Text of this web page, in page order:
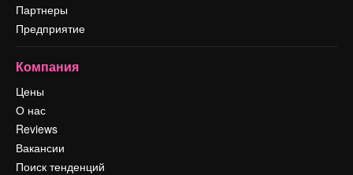
Партнеры
Предприятие
Компания
Цены
О нас
Reviews
Вакансии
Поиск тенденций